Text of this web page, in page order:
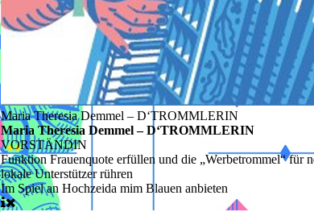
Maria Theresia Demmel – D‘TROMMLERIN
Maria Theresia Demmel – D‘TROMMLERIN
VORSTÄNDIN
FunktionFrauenquote erfüllen und die „Werbetrommel“ für
lokale Unterstützer rühren
Im Spielan Hochzeida mim Blauen anbieten